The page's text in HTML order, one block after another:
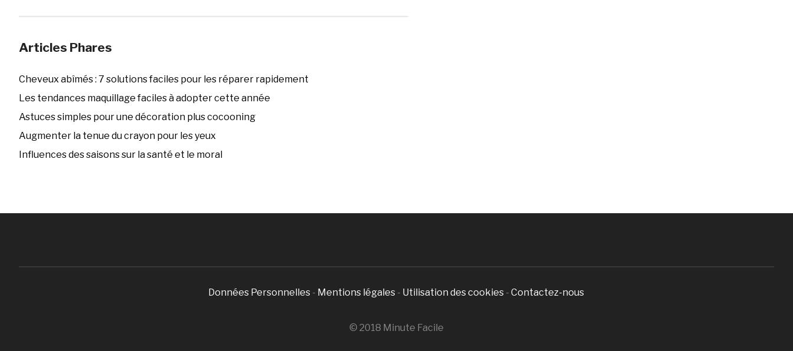
Articles Phares
Cheveux abîmés : 7 solutions faciles pour les réparer rapidement
Les tendances maquillage faciles à adopter cette année
Astuces simples pour une décoration plus cocooning
Augmenter la tenue du crayon pour les yeux
Influences des saisons sur la santé et le moral
Données Personnelles - Mentions légales - Utilisation des cookies -Contactez-nous
© 2018 Minute Facile